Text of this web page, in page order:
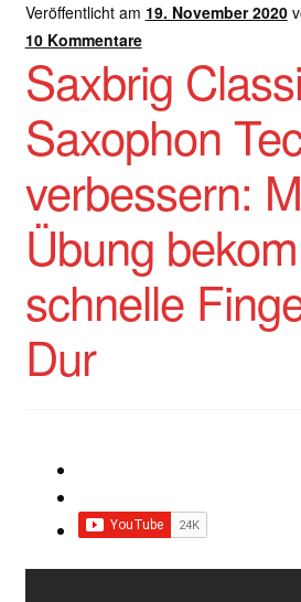
Dankeschön – Impro Basic
Datenschutz
Disclaimer
Impressum
Impro Basic – Download PDF +
INFOS
Kooperation/Partner
TEAM
Veröffentlicht am 19. November 2020
10 Kommentare
Saxbrig
Saxophon
verbessern:
Übung
schnelle
Dur